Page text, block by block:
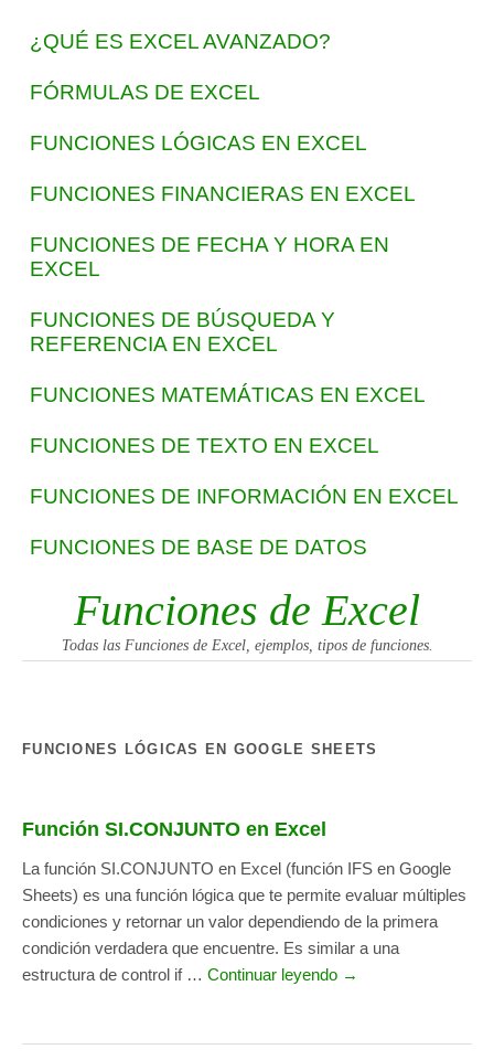
¿QUÉ ES EXCEL AVANZADO?
FÓRMULAS DE EXCEL
FUNCIONES LÓGICAS EN EXCEL
FUNCIONES FINANCIERAS EN EXCEL
FUNCIONES DE FECHA Y HORA EN
EXCEL
FUNCIONES DE BÚSQUEDA Y
REFERENCIA EN EXCEL
FUNCIONES MATEMÁTICAS EN EXCEL
FUNCIONES DE TEXTO EN EXCEL
FUNCIONES DE INFORMACIÓN EN EXCEL
FUNCIONES DE BASE DE DATOS
Funciones de Excel
Todas las Funciones de Excel, ejemplos, tipos de funciones.
FUNCIONES LÓGICAS EN GOOGLE SHEETS
Función SI.CONJUNTO en Excel
La función SI.CONJUNTO en Excel (función IFS en Google
Sheets) es una función lógica que te permite evaluar múltiples
condiciones y retornar un valor dependiendo de la primera
condición verdadera que encuentre. Es similar a una
estructura de control if … Continuar leyendo →